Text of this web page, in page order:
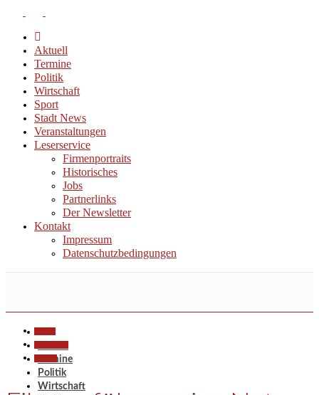
Aktuell
Termine
Politik
Wirtschaft
Sport
Stadt News
Veranstaltungen
Leserservice
Firmenportraits
Historisches
Jobs
Partnerlinks
Der Newsletter
Kontakt
Impressum
Datenschutzbedingungen
Termine
Politik
Wirtschaft